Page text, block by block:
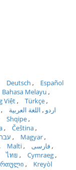
Deutsch
Español
Bahasa Melayu
Việt
Türkçe
اردو
اللغة العربية
Shqipe
Čeština
Magyar
Malti
فارسی
ไทย
Cymraeg
Kreyòl